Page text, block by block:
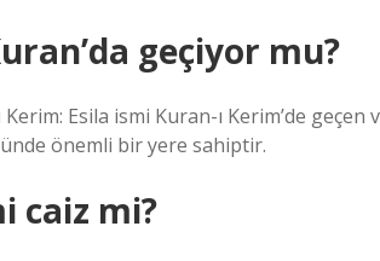
geçiyor mu?
Esila ismi Kuran-ı Kerim’de
önemli bir yere sahiptir.
caiz mi?